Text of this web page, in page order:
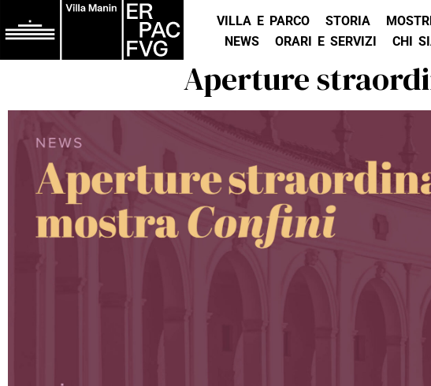
VILLA E PARCO STORIA
NEWS
ORARI E SERVIZI CHI
Aperture